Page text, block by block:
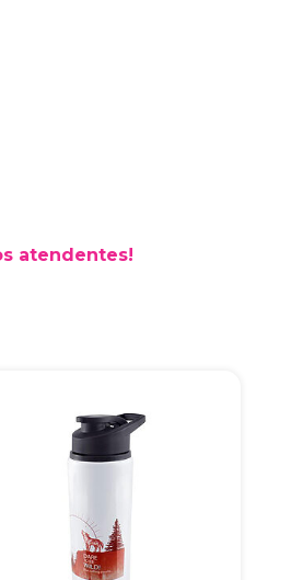
atendentes!
Eu concordo em receber
A nossa empresa está comprometida
momento.